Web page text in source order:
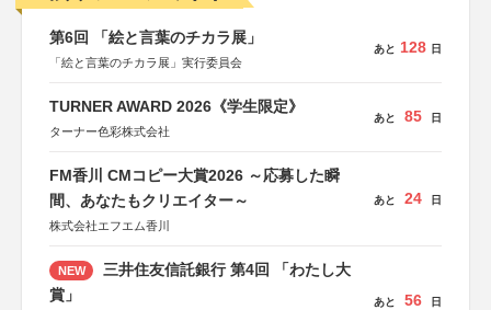
第6回 「絵と言葉のチカラ展」
「絵と言葉のチカラ展」実行委員会
あと 128 日
TURNER AWARD 2026《学生限定》
ターナー色彩株式会社
あと 85 日
FM香川 CMコピー大賞2026 ～応募した瞬
間、あなたもクリエイター～
株式会社エフエム香川
あと 24 日
NEW
三井住友信託銀行 第4回 「わたし大
賞」
あと 56 日